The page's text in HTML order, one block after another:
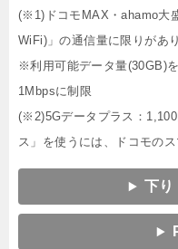
(※1)ドコモMAX・ahamo大
WiFi)」の通信量に限りがあ
※利用可能データ量(30GB)
1Mbpsに制限
(※2)5Gデータプラス：
ス」を使うには、ドコモの
下り